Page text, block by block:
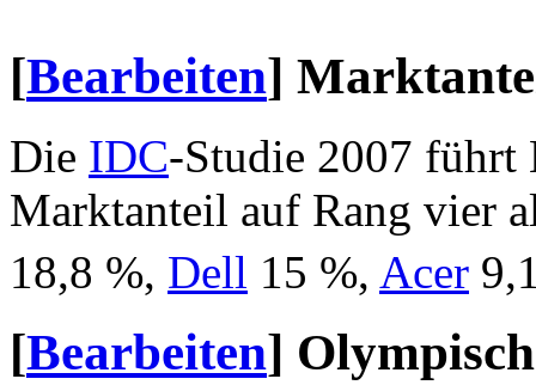
[Bearbeiten]
Die IDC-Studie 2007 führt
Marktanteil auf Rang vier
18,8 %, Dell 15 %, Acer
[Bearbeiten]